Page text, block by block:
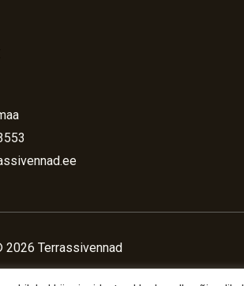
2026 Terrassivennad